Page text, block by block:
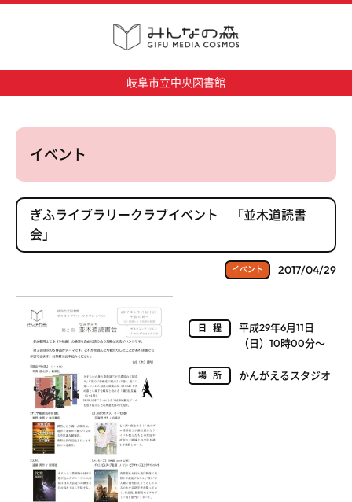
岐阜市立中央図書館
イベント
ぎふライブラリークラブイベント 「並木道読書
会」
イベント 2017/04/29
日程
平成29年6月11日
（日）10時00分～
場所 かんがえるスタジオ